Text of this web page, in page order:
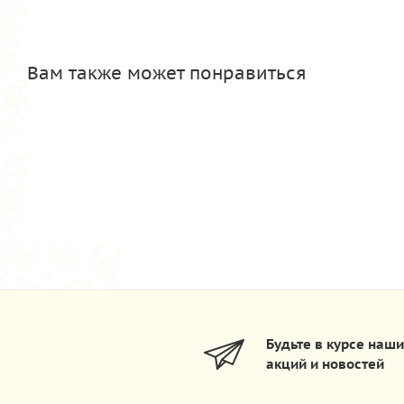
Вам также может понравиться
Будьте в курсе
акций и новостей